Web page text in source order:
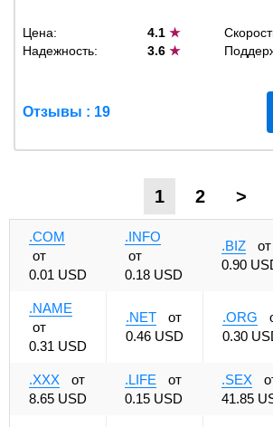
Цена: 4.1★
Надежность:
3.6★
Отзывы : 19
1 2 >
.COM
от
0.01 USD
.INFO
от
0.18 USD
.BIZ
от
0.90
.NAME
от
0.31 USD
.NET
от
0.46 USD
.ORG
0.30
.XXX
от
8.65 USD
.LIFE
от
0.15 USD
.SEX
41.85